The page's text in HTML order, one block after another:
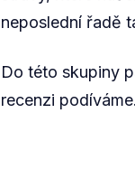
neposlední řadě
Do této skupiny
recenzi podíváme.